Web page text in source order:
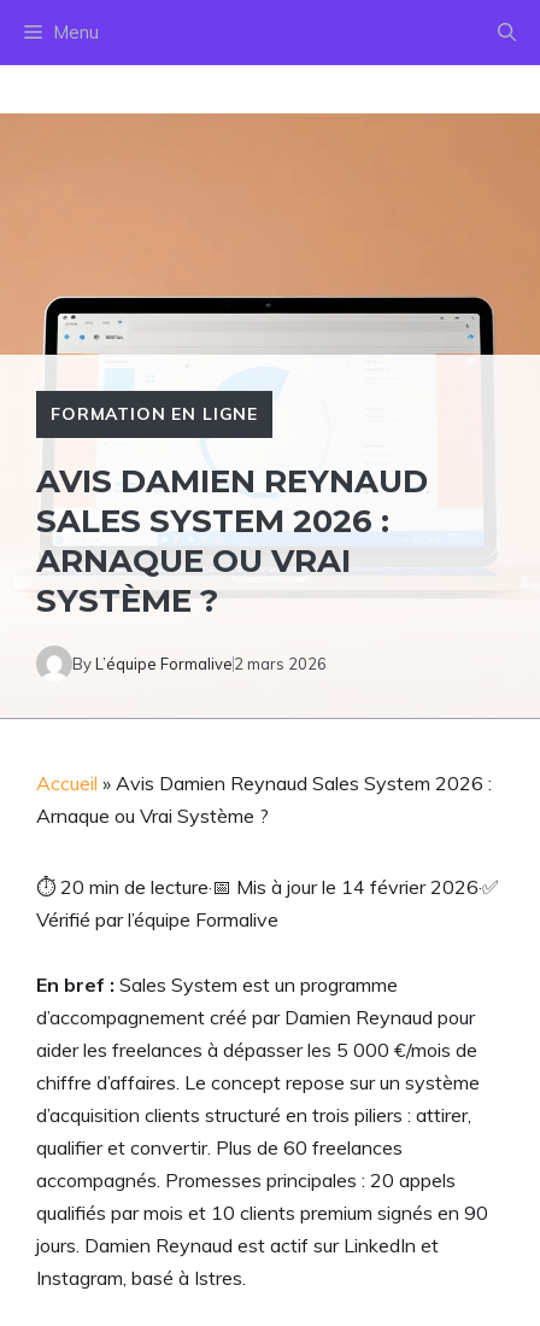
Menu
FORMATION EN LIGNE
AVIS DAMIEN REYNAUD
SALES SYSTEM 2026 :
ARNAQUE OU VRAI
SYSTÈME ?
ByL’équipe Formalive2 mars 2026
Accueil » Avis Damien Reynaud Sales System 2026 :
Arnaque ou Vrai Système ?
⏱ 20 min de lecture·📅 Mis à jour le 14 février 2026·✅
Vérifié par l’équipe Formalive
En bref : Sales System est un programme
d’accompagnement créé par Damien Reynaud pour
aider les freelances à dépasser les 5 000 €/mois de
chiffre d’affaires. Le concept repose sur un système
d’acquisition clients structuré en trois piliers : attirer,
qualifier et convertir. Plus de 60 freelances
accompagnés. Promesses principales : 20 appels
qualifiés par mois et 10 clients premium signés en 90
jours. Damien Reynaud est actif sur LinkedIn et
Instagram, basé à Istres.